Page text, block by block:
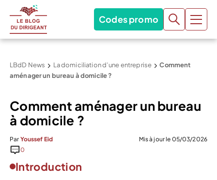
Codes promo
LBdD News La domiciliation d’une entreprise
Comment
aménager un bureau à domicile ?
Comment aménager un bureau
à domicile ?
Par Youssef Eid
Mis à jour le 05/03/2026
0
Introduction